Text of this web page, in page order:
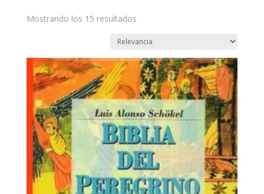
Mostrando los 15 resultados